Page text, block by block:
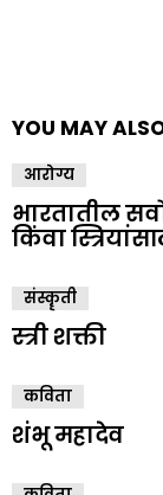
YOU MAY
आरोग्य
भारतातील
किंवा
संस्कॄती
स्त्री शक्ती
कविता
शंभू महादेव